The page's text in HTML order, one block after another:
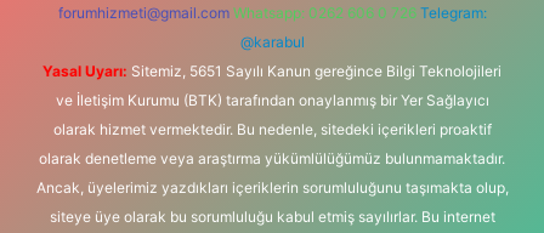
forumhizmeti@gmail.com Whatsapp: 0262 606 0 726 Telegram:
@karabul
Yasal Uyarı: Sitemiz, 5651 Sayılı Kanun gereğince Bilgi Teknolojileri
ve İletişim Kurumu (BTK) tarafından onaylanmış bir Yer Sağlayıcı
olarak hizmet vermektedir. Bu nedenle, sitedeki içerikleri proaktif
olarak denetleme veya araştırma yükümlülüğümüz bulunmamaktadır.
Ancak, üyelerimiz yazdıkları içeriklerin sorumluluğunu taşımakta olup,
siteye üye olarak bu sorumluluğu kabul etmiş sayılırlar. Bu internet